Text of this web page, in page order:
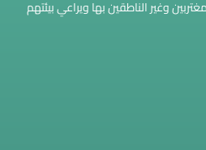
وغير الناطقين بها ويراعي بيئتهم